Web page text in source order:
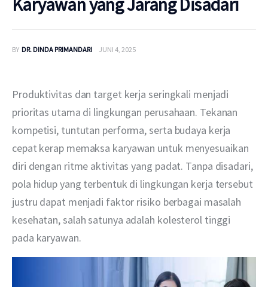
BY DR. DINDA PRIMANDARI JUNI 4, 2025
Produktivitas dan target kerja seringkali menjadi
prioritas utama di lingkungan perusahaan. Tekanan
kompetisi, tuntutan performa, serta budaya kerja
cepat kerap memaksa karyawan untuk menyesuaikan
diri dengan ritme aktivitas yang padat. Tanpa disadari,
pola hidup yang terbentuk di lingkungan kerja tersebut
justru dapat menjadi faktor risiko berbagai masalah
kesehatan, salah satunya adalah kolesterol tinggi
pada karyawan.